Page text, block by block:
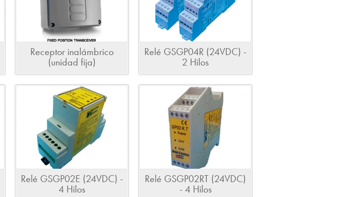
Receptor inalámbrico
(unidad fija)
Relé GSGP04R (24VDC) -
2 Hilos
Relé GSGP02E (24VDC) -
4 Hilos
Relé GSGP02RT (24VDC)
- 4 Hilos